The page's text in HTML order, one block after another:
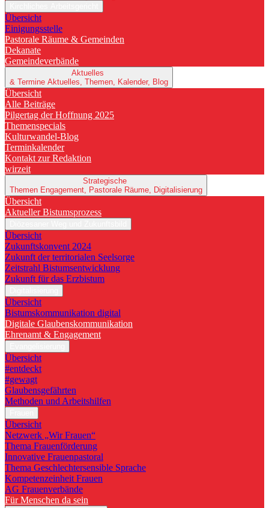
Übersicht
Einigungsstelle
Pastorale Räume & Gemeinden
Dekanate
Gemeindeverbände
Aktuelles
& Termine Aktuelles, Themen, Kalender, Blog
Übersicht
Alle Beiträge
Pilgertag der Hoffnung 2025
Themenspecials
Kulturwandel-Blog
Terminkalender
Kontakt zur Redaktion
wirzeit
Strategische
Themen Engagement, Pastorale Räume, Digitalisierung
Übersicht
Aktueller Bistumsprozess
Übersicht
Zukunftskonvent 2024
Zukunft der territorialen Seelsorge
Zeitstrahl Bistumsentwicklung
Zukunft für das Erzbistum
Übersicht
Bistumskommunikation digital
Digitale Glaubenskommunikation
Ehrenamt & Engagement
Übersicht
#entdeckt
#gewagt
Glaubensgefährten
Methoden und Arbeitshilfen
Übersicht
Netzwerk „Wir Frauen“
Thema Frauenförderung
Innovative Frauenpastoral
Thema Geschlechtersensible Sprache
Kompetenzeinheit Frauen
AG Frauenverbände
Für Menschen da sein